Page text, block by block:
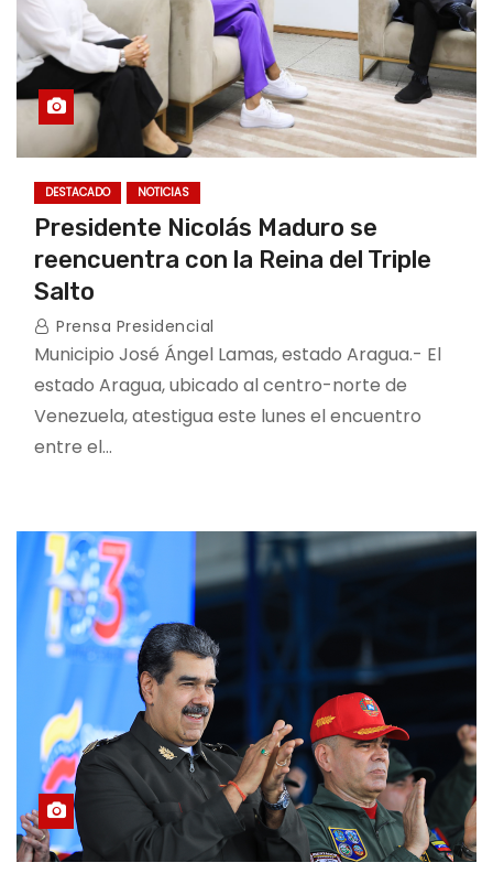
DESTACADO NOTICIAS
Presidente Nicolás Maduro se
reencuentra con la Reina del Triple
Salto
Prensa Presidencial
Municipio José Ángel Lamas, estado Aragua.- El
estado Aragua, ubicado al centro-norte de
Venezuela, atestigua este lunes el encuentro
entre el…